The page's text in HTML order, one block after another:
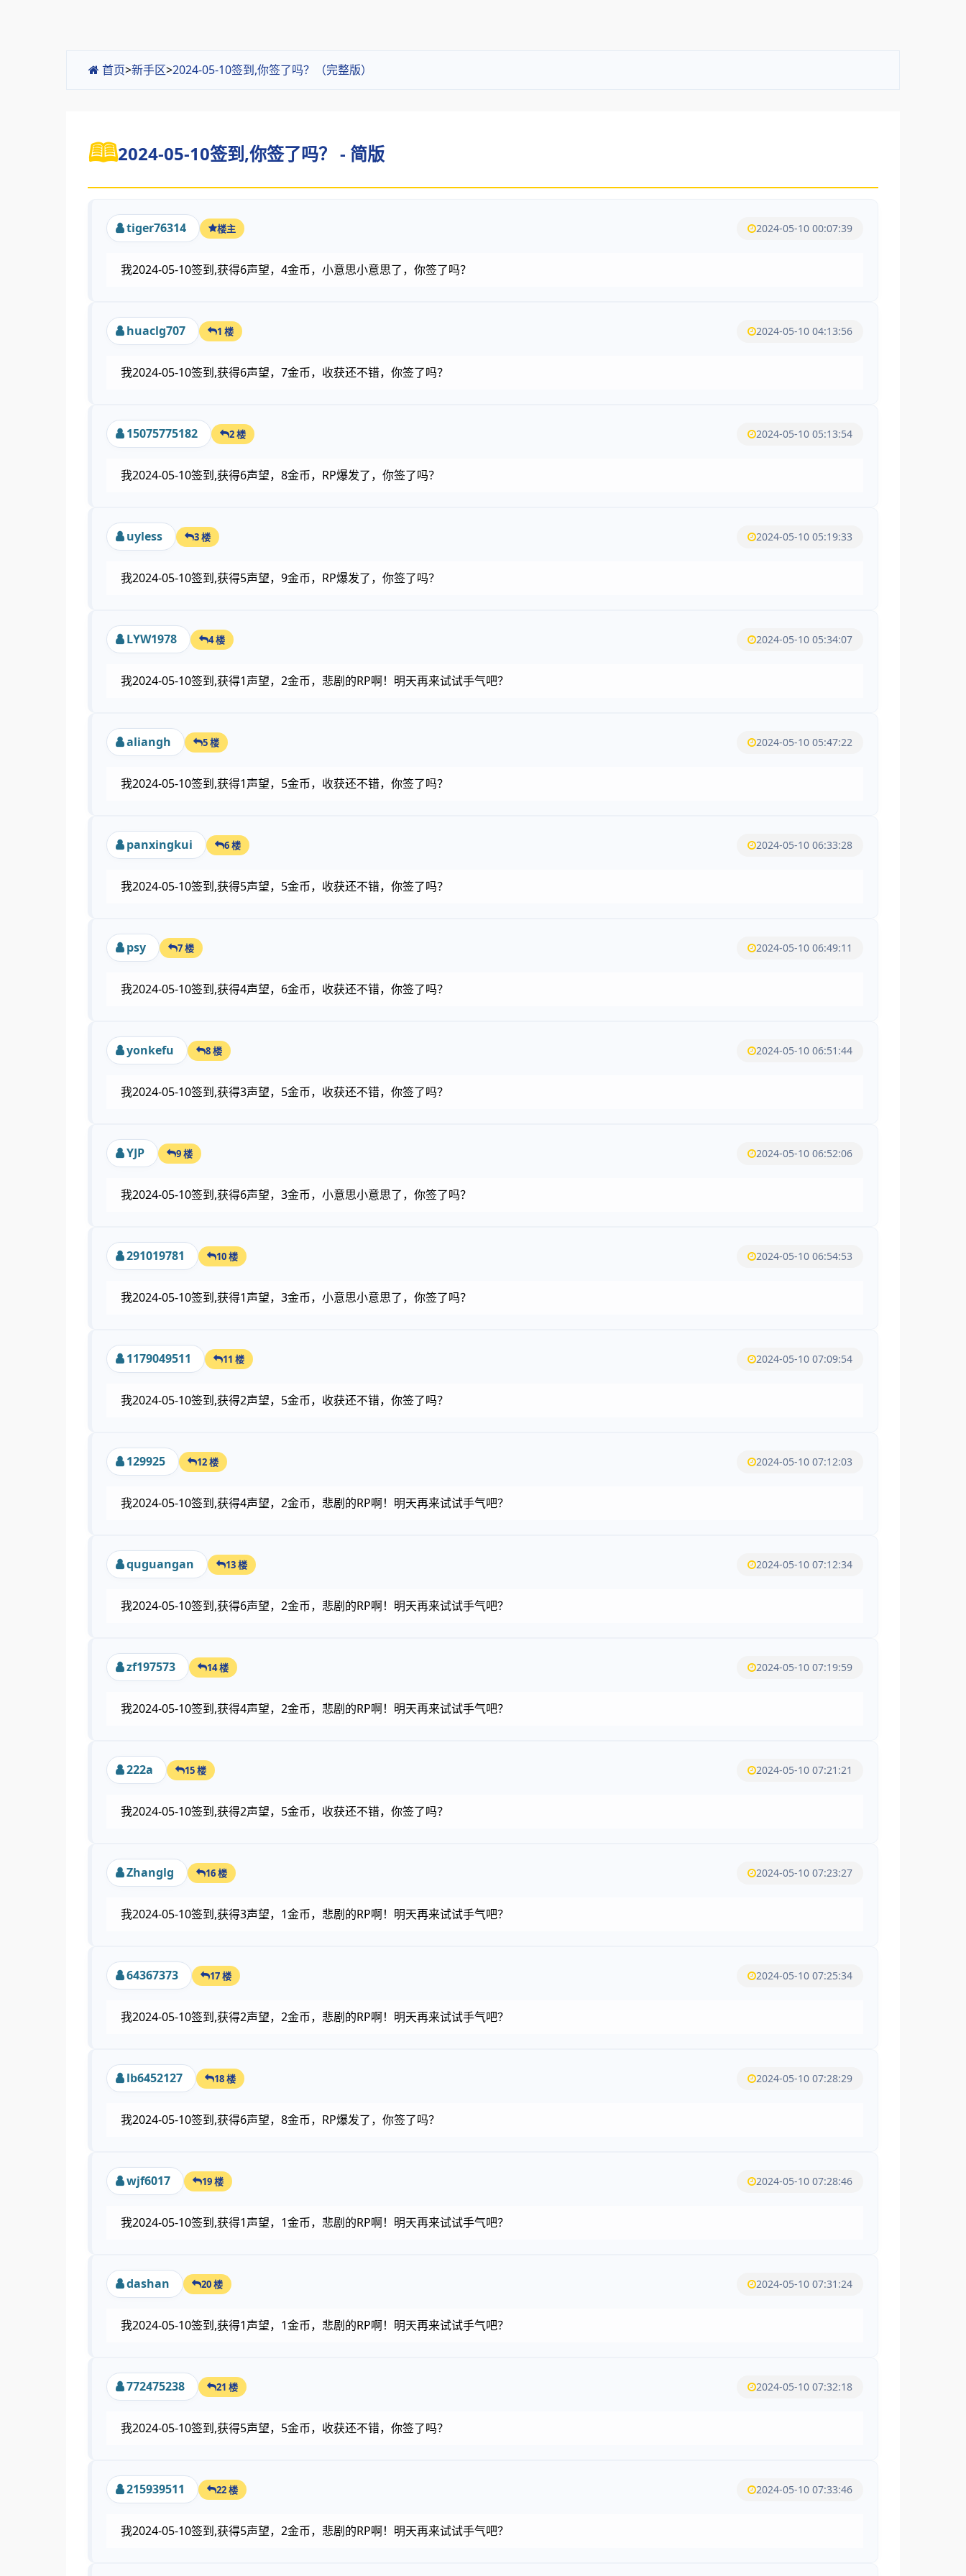
首页>新手区>2024-05-10签到,你签了吗？（完整版）
2024-05-10签到,你签了吗？ - 简版
tiger76314 楼主 2024-05-10 00:07:39
我2024-05-10签到,获得6声望，4金币，小意思小意思了，你签了吗？
huaclg707 1 楼 2024-05-10 04:13:56
我2024-05-10签到,获得6声望，7金币，收获还不错，你签了吗？
15075775182 2 楼 2024-05-10 05:13:54
我2024-05-10签到,获得6声望，8金币，RP爆发了，你签了吗？
uyless 3 楼 2024-05-10 05:19:33
我2024-05-10签到,获得5声望，9金币，RP爆发了，你签了吗？
LYW1978 4 楼 2024-05-10 05:34:07
我2024-05-10签到,获得1声望，2金币，悲剧的RP啊！明天再来试试手气吧？
aliangh 5 楼 2024-05-10 05:47:22
我2024-05-10签到,获得1声望，5金币，收获还不错，你签了吗？
panxingkui 6 楼 2024-05-10 06:33:28
我2024-05-10签到,获得5声望，5金币，收获还不错，你签了吗？
psy 7 楼 2024-05-10 06:49:11
我2024-05-10签到,获得4声望，6金币，收获还不错，你签了吗？
yonkefu 8 楼 2024-05-10 06:51:44
我2024-05-10签到,获得3声望，5金币，收获还不错，你签了吗？
YJP 9 楼 2024-05-10 06:52:06
我2024-05-10签到,获得6声望，3金币，小意思小意思了，你签了吗？
291019781 10 楼 2024-05-10 06:54:53
我2024-05-10签到,获得1声望，3金币，小意思小意思了，你签了吗？
1179049511 11 楼 2024-05-10 07:09:54
我2024-05-10签到,获得2声望，5金币，收获还不错，你签了吗？
129925 12 楼 2024-05-10 07:12:03
我2024-05-10签到,获得4声望，2金币，悲剧的RP啊！明天再来试试手气吧？
quguangan 13 楼 2024-05-10 07:12:34
我2024-05-10签到,获得6声望，2金币，悲剧的RP啊！明天再来试试手气吧？
zf197573 14 楼 2024-05-10 07:19:59
我2024-05-10签到,获得4声望，2金币，悲剧的RP啊！明天再来试试手气吧？
222a 15 楼 2024-05-10 07:21:21
我2024-05-10签到,获得2声望，5金币，收获还不错，你签了吗？
Zhanglg 16 楼 2024-05-10 07:23:27
我2024-05-10签到,获得3声望，1金币，悲剧的RP啊！明天再来试试手气吧？
64367373 17 楼 2024-05-10 07:25:34
我2024-05-10签到,获得2声望，2金币，悲剧的RP啊！明天再来试试手气吧？
lb6452127 18 楼 2024-05-10 07:28:29
我2024-05-10签到,获得6声望，8金币，RP爆发了，你签了吗？
wjf6017 19 楼 2024-05-10 07:28:46
我2024-05-10签到,获得1声望，1金币，悲剧的RP啊！明天再来试试手气吧？
dashan 20 楼 2024-05-10 07:31:24
我2024-05-10签到,获得1声望，1金币，悲剧的RP啊！明天再来试试手气吧？
772475238 21 楼 2024-05-10 07:32:18
我2024-05-10签到,获得5声望，5金币，收获还不错，你签了吗？
215939511 22 楼 2024-05-10 07:33:46
我2024-05-10签到,获得5声望，2金币，悲剧的RP啊！明天再来试试手气吧？